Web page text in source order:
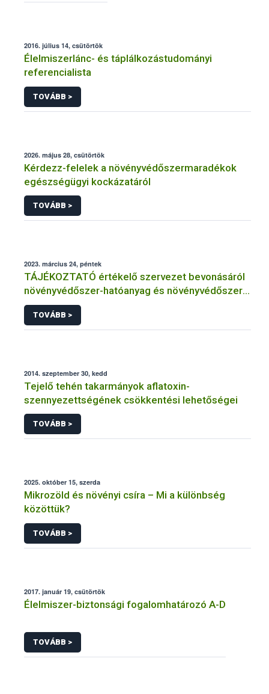
2016. július 14, csütörtök
Élelmiszerlánc- és táplálkozástudományi
referencialista
TOVÁBB >
2026. május 28, csütörtök
Kérdezz-felelek a növényvédőszermaradékok
egészségügyi kockázatáról
TOVÁBB >
2023. március 24, péntek
TÁJÉKOZTATÓ értékelő szervezet bevonásáról
növényvédőszer-hatóanyag és növényvédőszer
engedélyezésére, továbbá a meglévő engedély
meghosszabbítására vagy módosítására irányuló
eljárásba
TOVÁBB >
2014. szeptember 30, kedd
Tejelő tehén takarmányok aflatoxin-
szennyezettségének csökkentési lehetőségei
TOVÁBB >
2025. október 15, szerda
Mikrozöld és növényi csíra – Mi a különbség
közöttük?
TOVÁBB >
2017. január 19, csütörtök
Élelmiszer-biztonsági fogalomhatározó A-D
TOVÁBB >